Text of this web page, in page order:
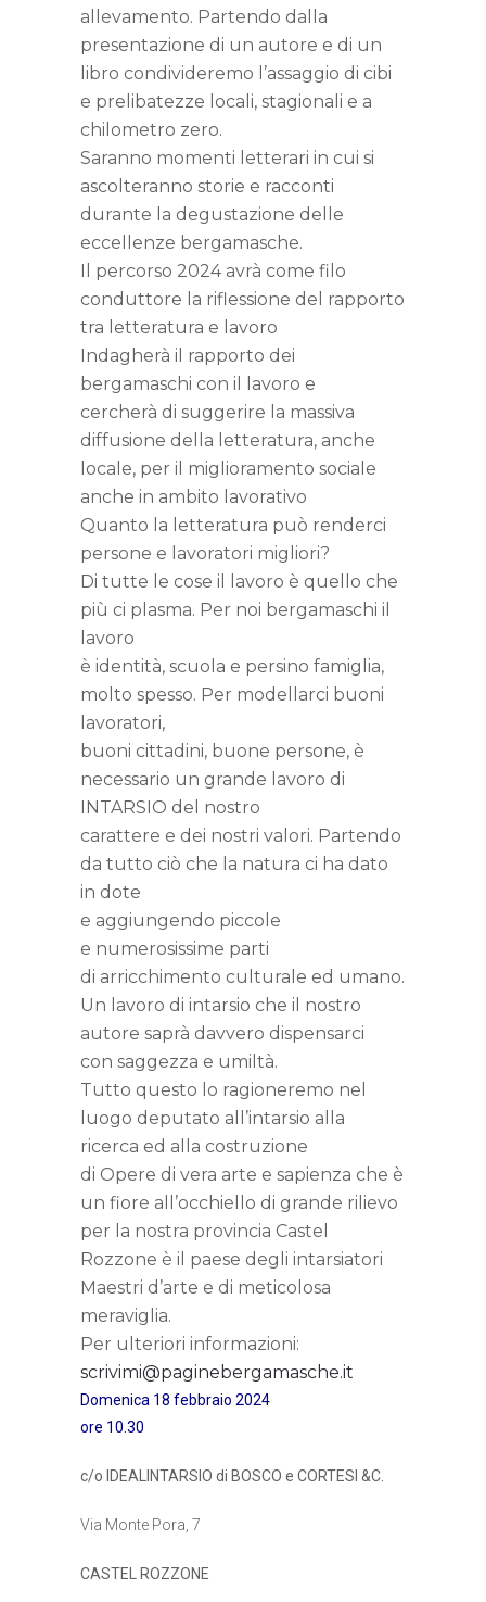
allevamento. Partendo dalla
presentazione di un autore e di un
libro condivideremo l’assaggio di cibi
e prelibatezze locali, stagionali e a
chilometro zero.
Saranno momenti letterari in cui si
ascolteranno storie e racconti
durante la degustazione delle
eccellenze bergamasche.
Il percorso 2024 avrà come filo
conduttore la riflessione del rapporto
tra letteratura e lavoro
Indagherà il rapporto dei
bergamaschi con il lavoro e
cercherà di suggerire la massiva
diffusione della letteratura, anche
locale, per il miglioramento sociale
anche in ambito lavorativo
Quanto la letteratura può renderci
persone e lavoratori migliori?
Di tutte le cose il lavoro è quello che
più ci plasma. Per noi bergamaschi il
lavoro
è identità, scuola e persino famiglia,
molto spesso. Per modellarci buoni
lavoratori,
buoni cittadini, buone persone, è
necessario un grande lavoro di
INTARSIO del nostro
carattere e dei nostri valori. Partendo
da tutto ciò che la natura ci ha dato
in dote
e aggiungendo piccole
e numerosissime parti
di arricchimento culturale ed umano.
Un lavoro di intarsio che il nostro
autore saprà davvero dispensarci
con saggezza e umiltà.
Tutto questo lo ragioneremo nel
luogo deputato all’intarsio alla
ricerca ed alla costruzione
di Opere di vera arte e sapienza che è
un fiore all’occhiello di grande rilievo
per la nostra provincia Castel
Rozzone è il paese degli intarsiatori
Maestri d’arte e di meticolosa
meraviglia.
Per ulteriori informazioni:
scrivimi@paginebergamasche.it
Domenica 18 febbraio 2024
ore 10.30
c/o IDEALINTARSIO di BOSCO e CORTESI &C.
Via Monte Pora, 7
CASTEL ROZZONE